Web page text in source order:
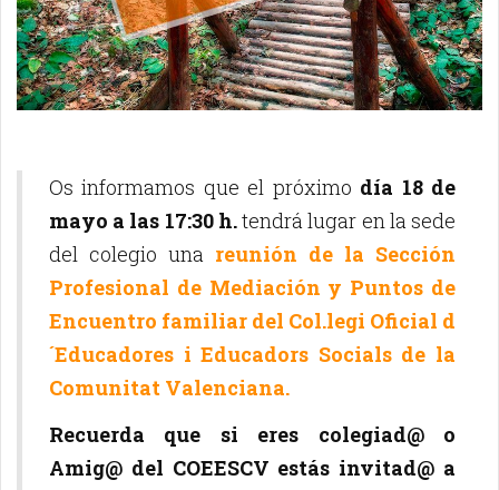
Os informamos que el próximo día 18 de
mayo a las 17:30 h.tendrá lugar en la sede
del colegio una reunión de la Sección
Profesional de Mediación y Puntos de
Encuentro familiar del Col.legi Oficial d
´Educadores i Educadors Socials de la
Comunitat Valenciana.
Recuerda que si eres colegiad@ o
Amig@ del COEESCV estás invitad@ a